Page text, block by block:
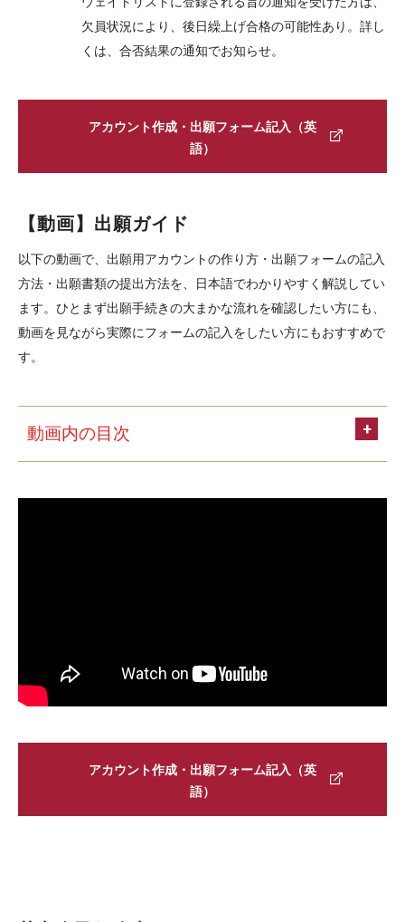
欠員状況により、後日繰上げ合格の可能性あり。詳し
くは、合否結果の通知でお知らせ。
アカウント作成・出願フォーム記入（英
語）
【動画】出願ガイド
以下の動画で、出願用アカウントの作り方・出願フォームの記入
方法・出願書類の提出方法を、日本語でわかりやすく解説してい
ます。ひとまず出願手続きの大まかな流れを確認したい方にも、
動画を見ながら実際にフォームの記入をしたい方にもおすすめで
す。
動画内の目次
アカウント作成・出願フォーム記入（英
語）